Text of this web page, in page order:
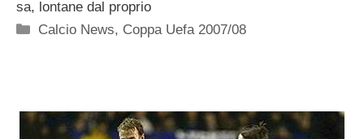
sa, lontane dal proprio
Categorie
Calcio News, Coppa Uefa 2007/08